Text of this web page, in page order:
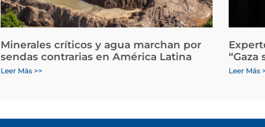
Minerales críticos y agua marchan por
sendas contrarias en América Latina
Leer Más >>
“Gaza
Leer Más